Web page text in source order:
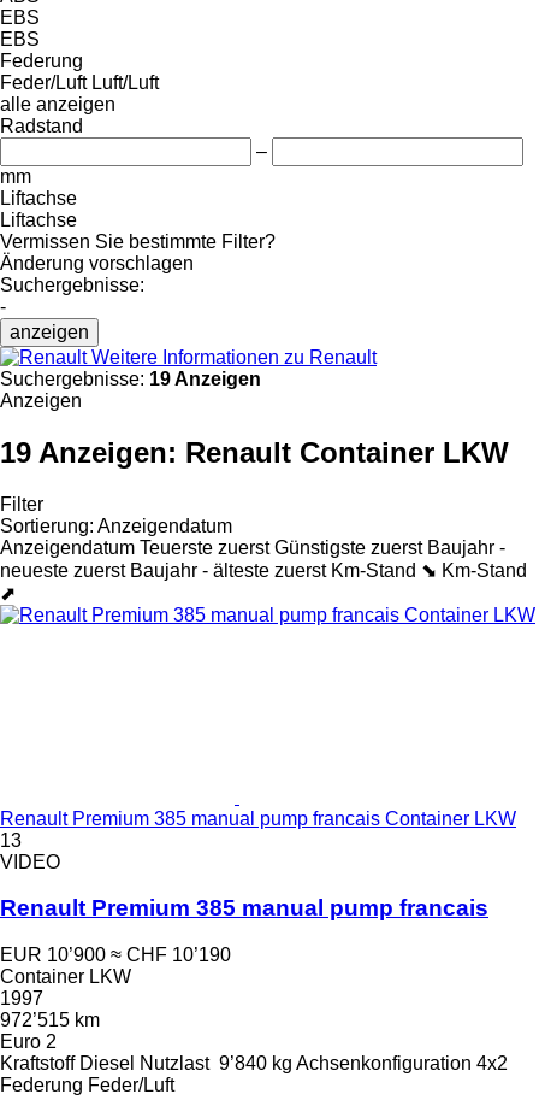
EBS
EBS
Federung
Feder/Luft Luft/Luft
alle anzeigen
Radstand
–
mm
Liftachse
Liftachse
Vermissen Sie bestimmte Filter?
Änderung vorschlagen
Suchergebnisse:
-
anzeigen
Weitere Informationen zu Renault
Suchergebnisse: 19 Anzeigen
Anzeigen
19 Anzeigen: Renault Container LKW
Filter
Sortierung: Anzeigendatum
Anzeigendatum Teuerste zuerst Günstigste zuerst Baujahr -
neueste zuerst Baujahr - älteste zuerst Km-Stand ⬊ Km-Stand
⬈
Renault Premium 385 manual pump francais Container LKW
13
VIDEO
Renault Premium 385 manual pump francais
EUR 10’900 ≈ CHF 10’190
Container LKW
1997
972’515 km
Euro 2
Kraftstoff Diesel Nutzlast 9’840 kg Achsenkonfiguration 4x2
Federung Feder/Luft